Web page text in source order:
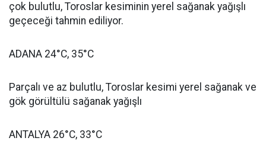
çok bulutlu, Toroslar kesiminin yerel sağanak yağışlı
geçeceği tahmin ediliyor.
ADANA 24°C, 35°C
Parçalı ve az bulutlu, Toroslar kesimi yerel sağanak ve
gök görültülü sağanak yağışlı
ANTALYA 26°C, 33°C